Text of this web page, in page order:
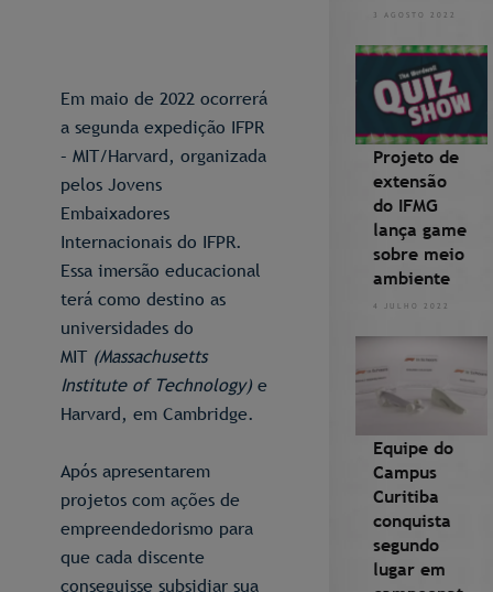
Em maio de 2022 ocorrerá
a segunda expedição IFPR
– MIT/Harvard, organizada
pelos Jovens
Embaixadores
Internacionais do IFPR.
Essa imersão educacional
terá como destino as
universidades do
MIT (Massachusetts
Institute of Technology) e
Harvard, em Cambridge.
Após apresentarem
projetos com ações de
empreendedorismo para
que cada discente
conseguisse subsidiar sua
3 AGOSTO 2022
Projeto de
extensão
do IFMG
lança game
sobre meio
ambiente
4 JULHO 2022
Equipe do
Campus
Curitiba
conquista
segundo
lugar em